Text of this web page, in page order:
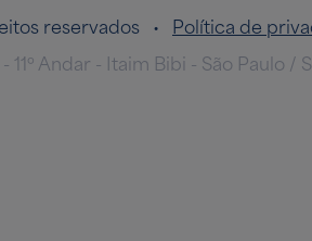
reservados • Política de
Andar - Itaim Bibi - São Paulo /